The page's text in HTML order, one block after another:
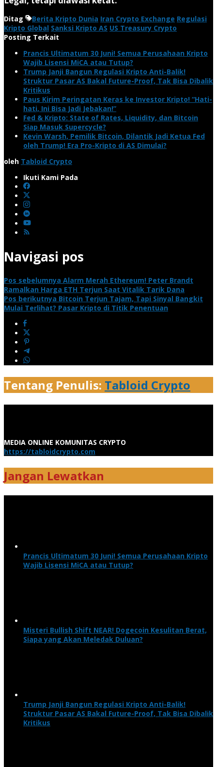
Ditag Berita Kripto Dunia Iran Crypto Exchange Regulasi
Kripto Global Sanksi Kripto AS US Treasury Crypto
Posting Terkait
Prancis Ultimatum 30 Juni! Semua Perusahaan Kripto
Wajib Lisensi MiCA atau Tutup?
Trump Janji Bangun Regulasi Kripto Anti-Balik!
Struktur Pasar AS Bakal Future-Proof, Tak Bisa Dibalik
Kritikus
Paus Kirim Peringatan Keras ke Investor Kripto! “Hati-
hati, Ini Bisa Jadi Jebakan!”
Fed & Kripto: State of Rates, Liquidity, dan Bitcoin
Siap Masuk Supercycle?
Kevin Warsh, Pemilik Bitcoin, Dilantik Jadi Ketua Fed
oleh Trump! Era Pro-Kripto di AS Dimulai?
oleh Tabloid Crypto
Ikuti Kami Pada
Navigasi pos
Pos sebelumnya Alarm Merah Ethereum! Peter Brandt
Ramalkan Harga ETH Terjun Saat Vitalik Tarik Dana
Pos berikutnya Bitcoin Terjun Tajam, Tapi Sinyal Bangkit
Mulai Terlihat? Pasar Kripto di Titik Penentuan
Tentang Penulis: Tabloid Crypto
MEDIA ONLINE KOMUNITAS CRYPTO
https://tabloidcrypto.com
Jangan Lewatkan
Prancis Ultimatum 30 Juni! Semua Perusahaan Kripto
Wajib Lisensi MiCA atau Tutup?
Misteri Bullish Shift NEAR! Dogecoin Kesulitan Berat,
Siapa yang Akan Meledak Duluan?
Trump Janji Bangun Regulasi Kripto Anti-Balik!
Struktur Pasar AS Bakal Future-Proof, Tak Bisa Dibalik
Kritikus